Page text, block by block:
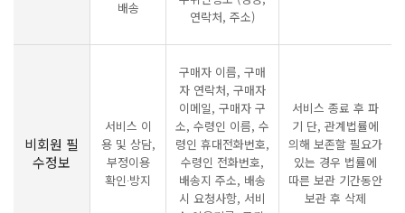
배송
연락처, 주소)
비회원 필
수정보
서비스 이
용 및 상담,
부정이용
확인∙방지
구매자 이름, 구매
자 연락처, 구매자
이메일, 구매자 구
소, 수령인 이름, 수
령인 휴대전화번호,
수령인 전화번호,
배송지 주소, 배송
시 요청사항, 서비
서비스 종료 후 파
기 단, 관계법률에
의해 보존할 필요가
있는 경우 법률에
따른 보관 기간동안
보관 후 삭제